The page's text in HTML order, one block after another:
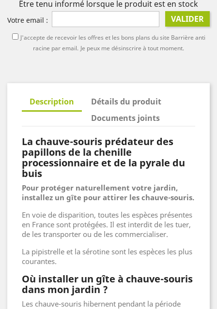
Être tenu informé lorsque le produit est en stock
Votre email : VALIDER
J'accepte de recevoir les offres et les bons plans du site Barrière anti
racine par email. Je peux me désinscrire à tout moment.
Description
Détails du produit
Documents joints
La chauve-souris prédateur des
papillons de la chenille
processionnaire et de la pyrale du
buis
Pour protéger naturellement votre jardin,
installez un gîte pour attirer les chauve-souris.
En voie de disparition, toutes les espèces présentes
en France sont protégées. Il est interdit de les tuer,
de les transporter ou de les commercialiser.
La pipistrelle et la sérotine sont les espèces les plus
courantes.
Où installer un gîte à chauve-souris
dans mon jardin ?
Les chauve-souris hibernent pendant la période